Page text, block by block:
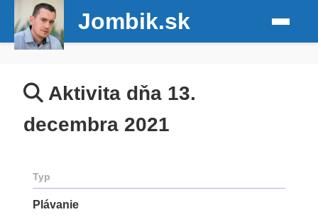
Jombik.sk
Aktivita dňa 13.
decembra 2021
Typ
Plávanie